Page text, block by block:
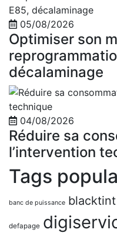
05/08/2026
Optimiser son
décalaminage
04/08/2026
Réduire sa
l’intervention
Tags
banc de puissance blacktint
defapage